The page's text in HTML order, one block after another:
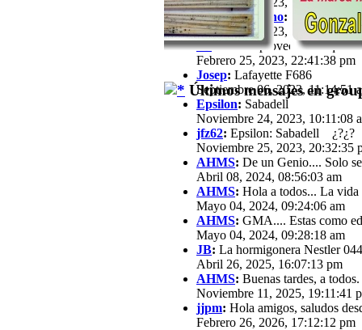
Hidroneperiano: Hola a todos
Febrero 15, 2023, 20:44:40 pm
JB:Hola. Aprovechando que a
Febrero 25, 2023, 22:41:38 pm
Josep: Lafayette F686
Septiembre 06, 2023, 11:14:51
Epsilon: Sabadell
Noviembre 24, 2023, 10:11:08
jfz62: Epsilon: Sabadell ¿?¿?
Noviembre 25, 2023, 20:32:35
AHMS: De un Genio.... Solo
Abril 08, 2024, 08:56:03 am
AHMS: Hola a todos... La vida
Mayo 04, 2024, 09:24:06 am
AHMS: GMA.... Estas como
Mayo 04, 2024, 09:28:18 am
JB: La hormigonera Nestler
Abril 26, 2025, 16:07:13 pm
AHMS: Buenas tardes, a todos.
Noviembre 11, 2025, 19:11:41
jjpm: Hola amigos, saludos
Febrero 26, 2026, 17:12:12 pm
Últimos mensajes en